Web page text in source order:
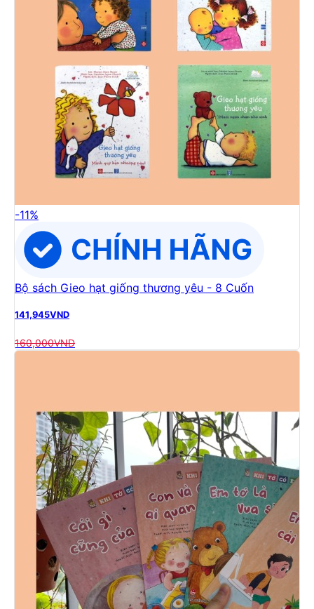
-11%
Bộ sách Gieo hạt giống thương yêu - 8 Cuốn
141,945VND
160,000VND